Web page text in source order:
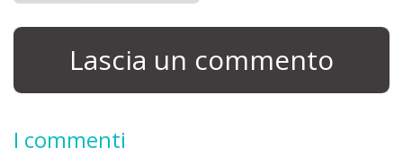
Lascia un commento
I commenti